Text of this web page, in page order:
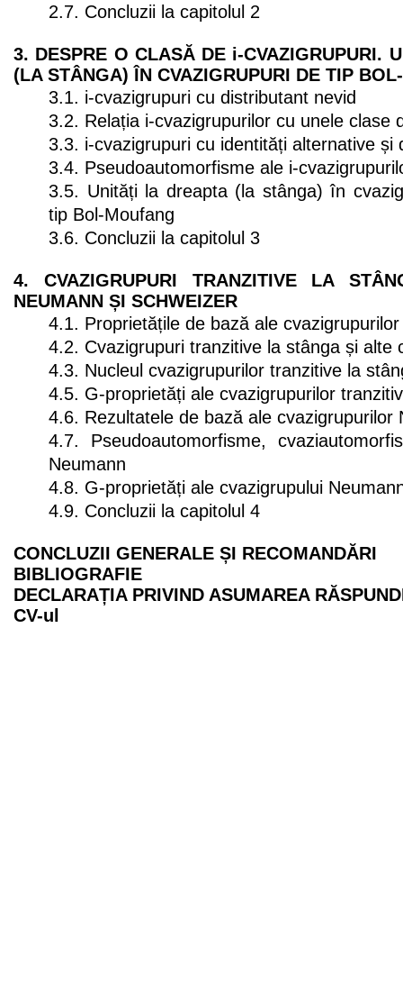
2.7. Concluzii la capitolul 2
3. DESPRE O CLASĂ DE i-CVAZIGRUPURI.
(LA STÂNGA) ÎN CVAZIGRUPURI DE TIP
3.1. i-cvazigrupuri cu distributant nevid
3.2. Relația i-cvazigrupurilor cu unele clase
3.3. i-cvazigrupuri cu identități alternative și
3.4. Pseudoautomorfisme ale i-
3.5. Unități la dreapta (la stânga) în
tip Bol-Moufang
3.6. Concluzii la capitolul 3
4. CVAZIGRUPURI TRANZITIVE LA
NEUMANN ȘI SCHWEIZER
4.1. Proprietățile de bază ale
4.2. Cvazigrupuri tranzitive la stânga și alte
4.3. Nucleul cvazigrupurilor tranzitive la
4.5. G-proprietăți ale cvazigrupurilor
4.6. Rezultatele de bază ale cvazigrupurilor
4.7. Pseudoautomorfisme,
Neumann
4.8. G-proprietăți ale cvazigrupului
4.9. Concluzii la capitolul 4
CONCLUZII GENERALE ȘI RECOMANDĂRI
BIBLIOGRAFIE
DECLARAȚIA PRIVIND ASUMAREA
CV-ul